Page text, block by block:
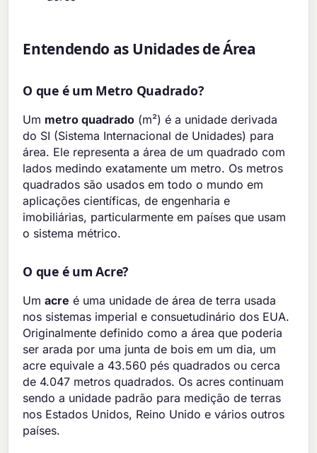
Entendendo as Unidades de Área
O que é um Metro Quadrado?
Um metro quadrado (m²) é a unidade derivada
do SI (Sistema Internacional de Unidades) para
área. Ele representa a área de um quadrado com
lados medindo exatamente um metro. Os metros
quadrados são usados em todo o mundo em
aplicações científicas, de engenharia e
imobiliárias, particularmente em países que usam
o sistema métrico.
O que é um Acre?
Umacre é uma unidade de área de terra usada
nos sistemas imperial e consuetudinário dos EUA.
Originalmente definido como a área que poderia
ser arada por uma junta de bois em um dia, um
acre equivale a 43.560 pés quadrados ou cerca
de 4.047 metros quadrados. Os acres continuam
sendo a unidade padrão para medição de terras
nos Estados Unidos, Reino Unido e vários outros
países.